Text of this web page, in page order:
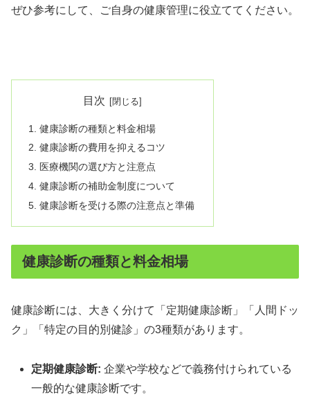
ぜひ参考にして、ご自身の健康管理に役立ててください。
目次
健康診断の種類と料金相場
健康診断の費用を抑えるコツ
医療機関の選び方と注意点
健康診断の補助金制度について
健康診断を受ける際の注意点と準備
健康診断の種類と料金相場
健康診断には、大きく分けて「定期健康診断」「人間ドッ
ク」「特定の目的別健診」の3種類があります。
定期健康診断: 企業や学校などで義務付けられている
一般的な健康診断です。